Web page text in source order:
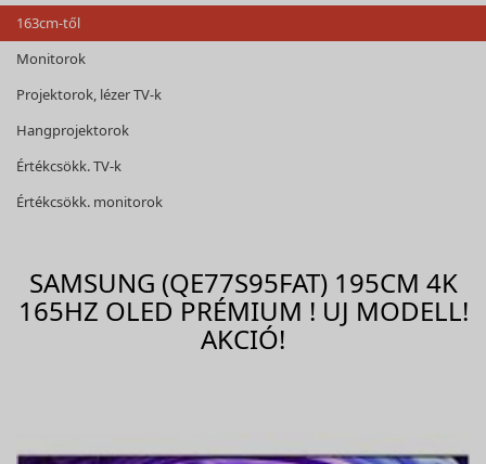
163cm-től
Monitorok
Projektorok, lézer TV-k
Hangprojektorok
Értékcsökk. TV-k
Értékcsökk. monitorok
SAMSUNG (QE77S95FAT) 195CM 4K
165HZ OLED PRÉMIUM ! UJ MODELL!
AKCIÓ!